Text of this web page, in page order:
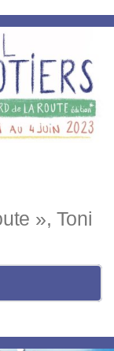
», Toni